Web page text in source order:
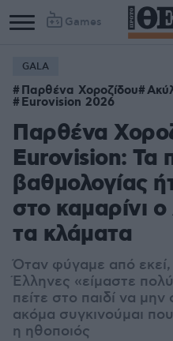
Games
GALA
Παρθένα Χοροζίδου
Eurovision 2026
Παρθένα
Eurovision: Τα
βαθμολογίας
στο καμαρίνι
τα κλάματα
Όταν φύγαμε από
Έλληνες «είμαστε
πείτε στο παιδί να μην
ακόμα συγκινούμαι
η ηθοποιός